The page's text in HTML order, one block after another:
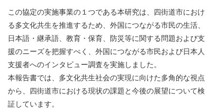
この協定の実施事業の１つである本研究は、四街道市におけ
る多文化共生を推進するため、外国につながる市民の生活、
日本語・継承語、教育・保育、防災等に関する問題および支
援のニーズを把握すべく、外国につながる市民および日本人
支援者へのインタビュー調査を実施しました。
本報告書では、多文化共生社会の実現に向けた多角的な視点
から、四街道市における現状の課題と今後の展望について検
証しています。